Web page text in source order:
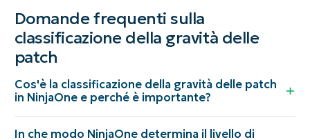
Domande frequenti sulla
classificazione della gravità delle
patch
Cos'è la classificazione della gravità delle patch
in NinjaOne e perché è importante?
In che modo NinjaOne determina il livello di